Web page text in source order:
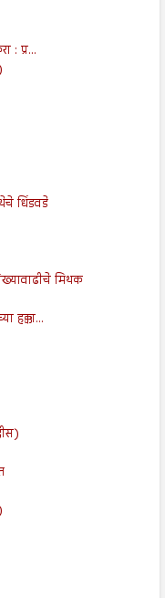
: प्र...
धिंडवडे
मिथक
हक्का...